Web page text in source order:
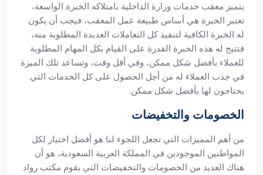
يتميز معقب خدمات وزارة الداخلية بامتلاكه الخبرة الواسعة،
تعتبر الخبرة هي أساس طبيعة عمل المعقب، فيجب أن يكون
له الخبرة الكافية لتنفيذ كل التعاملات العديدة المطلوبة منه،
فتتيح له هذه الخبرة القدرة على القيام بكل المهام المطلوبة
للعملاء بأفضل شكل ممكن، وفي أقل وقت، وتساعد تلك الميزة
في جذب العملاء له من أجل الحصول على كل الخدمات التي
يحتاجون لها بأفضل شكل ممكن.
الخصومات والتخفيضات
من أهم المميزات التي تجعل اللجوء لنا هو أفضل اختيار لكل
المواطنين الموجودين في المملكة العربية السعودية، هو أن
هناك العديد من الخصومات والتخفيضات التي يقوم مكتب رواد